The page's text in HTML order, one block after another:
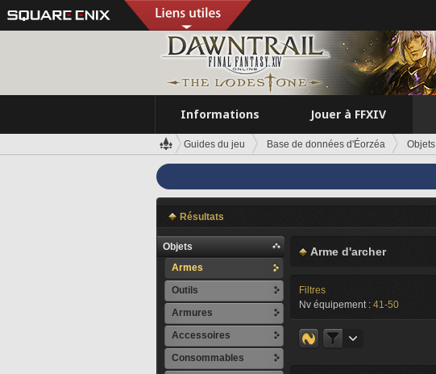
Informations Jouer à FFXIV
Guides du jeu Base de données d'Éorzéa Objets
Résultats
Objets
Armes
Outils
Armures
Accessoires
Consommables
Arme d'archer
Filtres
Nv équipement : 41-50